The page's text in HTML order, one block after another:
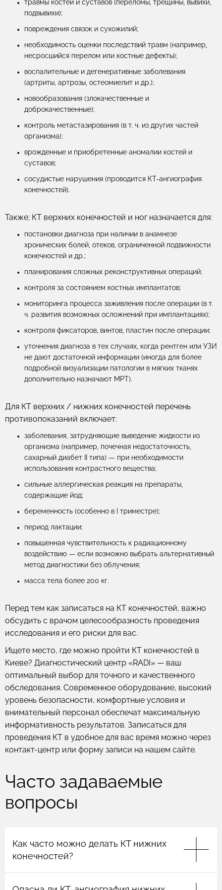
травмы костей и суставов (переломы, трещины, вывихи,
подвывихи);
повреждения связок и сухожилий;
необходимость оценки последствий травм (например,
несросшийся перелом или костные дефекты);
воспалительные и дегенеративные заболевания
(артриты, артрозы, остеомиелит и др.);
новообразования (злокачественные и
доброкачественные);
контроль метастазирования (в т. ч. из других частей
организма);
врожденные и приобретенные аномалии костей и
суставов;
сосудистые нарушения (проводится КТ-ангиография
конечностей).
Также; КТ верхних конечностей и ног назначается для:
постановки диагноза при наличии в анамнезе
хронических болей, отеков, ограниченной подвижности
конечностей и др.;
планирования сложных реконструктивных операций;
контроля за состоянием костных имплантатов;
мониторинга процесса заживления после операции (в т.
ч. развития возможных осложнений при имплантациях);
контроля фиксаторов, винтов, пластин после операции;
уточнения диагноза в тех случаях, когда рентген или УЗИ
не дают достаточной информации (иногда для более
подробной визуализации патологии в мягких тканях
дополнительно назначают МРТ).
Для КТ верхних / нижних конечностей перечень
противопоказаний включает:
заболевания, затрудняющие выведение жидкости из
организма (например, почечная недостаточность,
сахарный диабет II типа) — при необходимости
использования контрастного вещества;
сильные аллергическая реакция на препараты,
содержащие йод;
беременность (особенно в I триместре);
период лактации;
повышенная чувствительность к радиационному
воздействию — если возможно выбрать альтернативный
метод диагностики без облучения;
масса тела более 200 кг.
Перед тем как записаться на КТ конечностей, важно
обсудить с врачом целесообразность проведения
исследования и его риски для вас.
Ищете место, где можно пройти КТ конечностей в
Киеве? Диагностический центр «RADI» — ваш
оптимальный выбор для точного и качественного
обследования. Современное оборудование, высокий
уровень безопасности, комфортные условия и
внимательный персонал обеспечат максимальную
информативность результатов. Записаться для
проведения КТ в удобное для вас время можно через
контакт-центр или форму записи на нашем сайте.
Часто задаваемые
вопросы
Как часто можно делать КТ нижних
конечностей?
назначению врача, поскольку излучение